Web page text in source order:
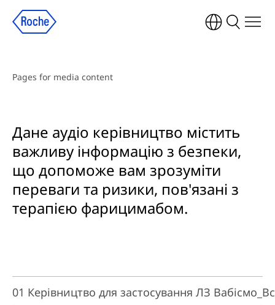
Pages for media content
Дане аудіо керівництво містить
важливу інформацію з безпеки,
що допоможе вам зрозуміти
переваги та ризики, пов'язані з
терапією фарицимабом.
01 Керівництво для застосування ЛЗ